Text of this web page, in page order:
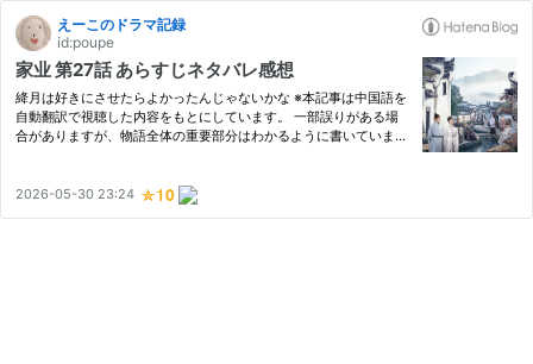
えーこのドラマ記録
id:poupe
家业 第27話 あらすじネタバレ感想
絳月は好きにさせたらよかったんじゃないかな ※本記事は中国語を
自動翻訳で視聴した内容をもとにしています。 一部誤りがある場
合がありますが、物語全体の重要部分はわかるように書いていま
え…
2026-05-30 23:24